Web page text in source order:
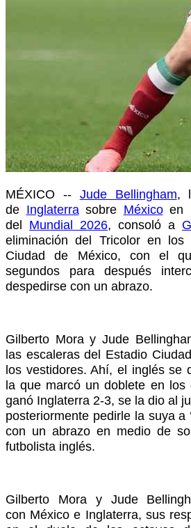
MÉXICO -- Jude Bellingham,
de Inglaterrasobre Méxicoen
del Mundial 2026, consoló a
eliminación del Tricolor en los
Ciudad de México, con el
segundos para después
despedirse con un abrazo.
Gilberto Mora y Jude
las escaleras del Estadio
los vestidores. Ahí, el inglés se
la que marcó un doblete en los
ganó Inglaterra 2-3, se la dio al
posteriormente pedirle la suya a
con un abrazo en medio de
futbolista inglés.
Gilberto Mora y Jude
con México e Inglaterra, sus